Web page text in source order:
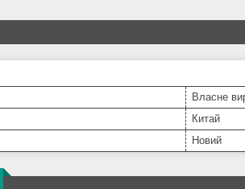
Власне
Китай
Новий